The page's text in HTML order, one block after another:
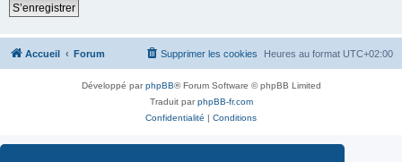
S’enregistrer
Accueil Forum Heures au format UTC+02:00
Supprimer les cookies
Développé parphpBB® Forum Software © phpBB Limited
Traduit parphpBB-fr.com
Confidentialité | Conditions